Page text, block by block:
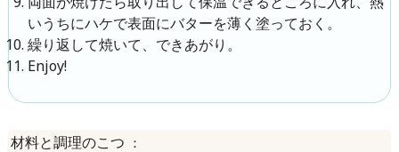
いうちにハケで表面にバターを薄く塗っておく。
繰り返して焼いて、できあがり。
Enjoy!
材料と調理のこつ
：